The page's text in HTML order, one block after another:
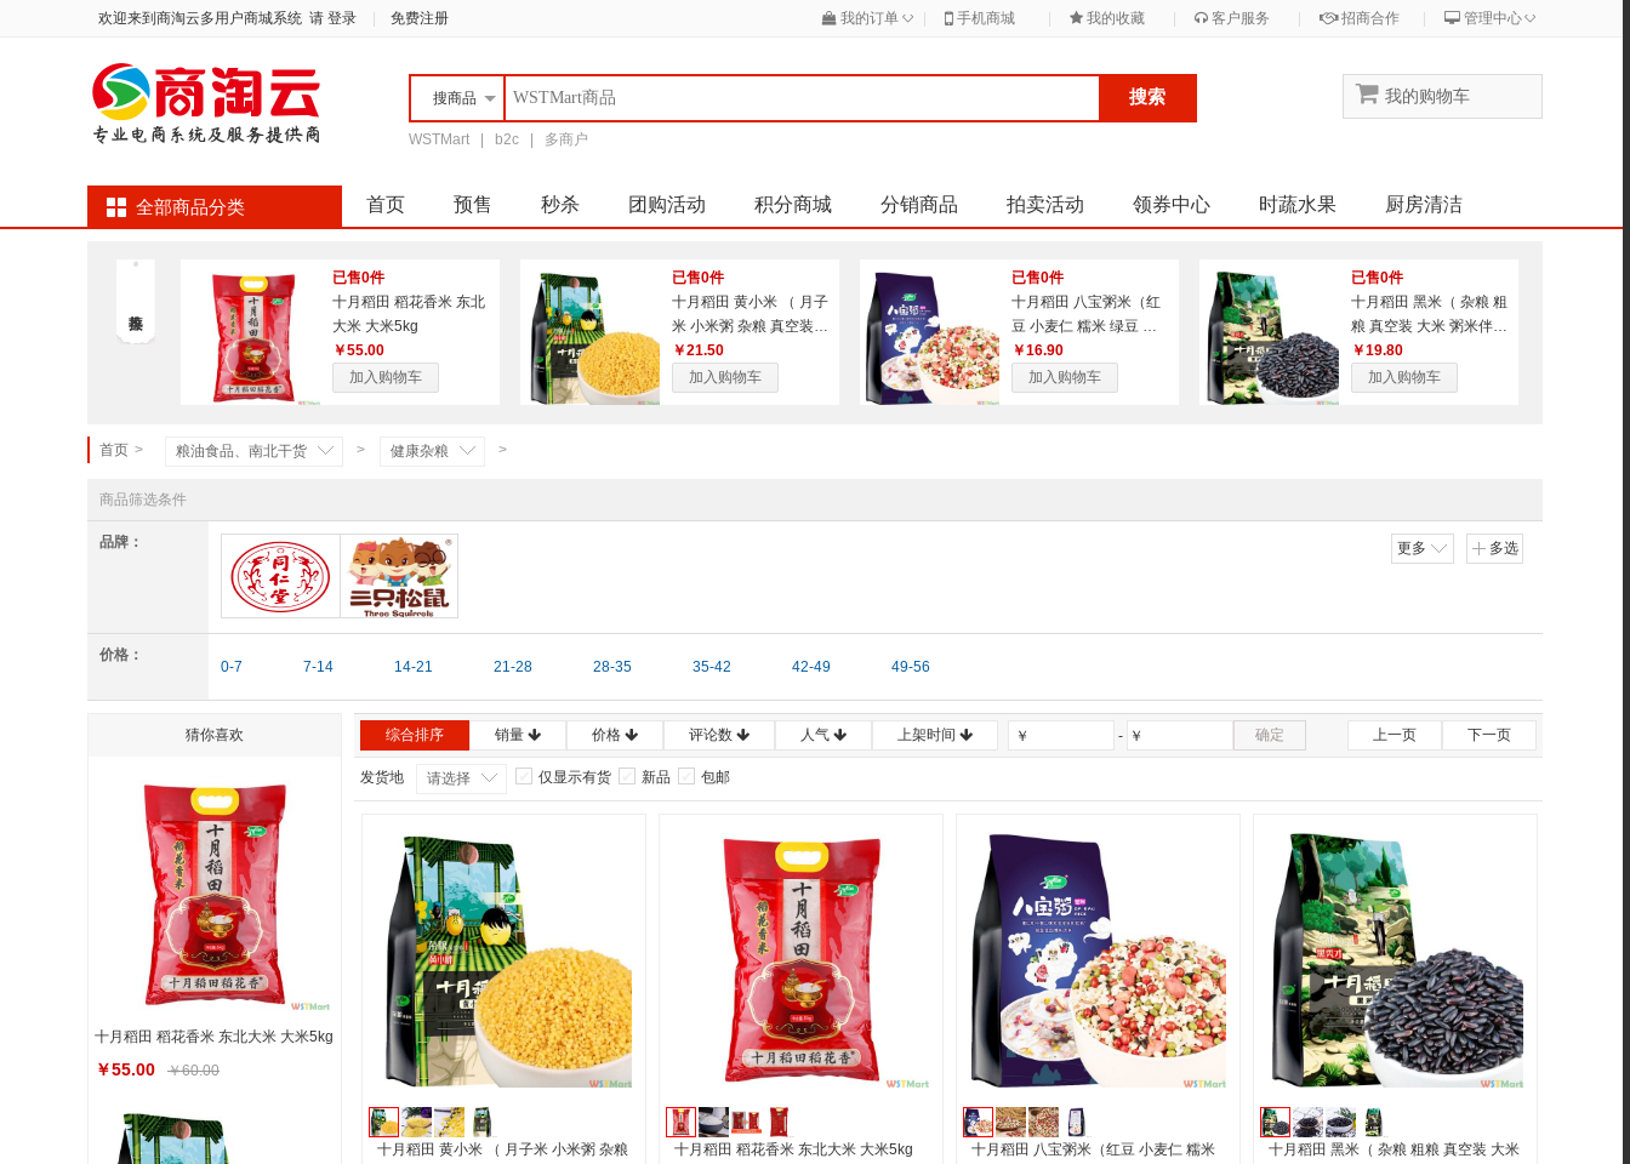
欢迎来到商淘云多用户商城系统 请 登录 免费注册 我的订单 ◇ 手机商城 我的收藏 客户服务 招商合作 管理中心◇
搜商品 搜索
WSTMart b2c 多商户
我的购物车
全部商品分类 首页 预售 秒杀 团购活动 积分商城 分销商品 拍卖活动 领券中心 时蔬水果 厨房清洁
已售0件
十月稻田 稻花香米 东北
大米 大米5kg
￥55.00
加入购物车
已售0件
十月稻田 黄小米 （ 月子
米 小米粥 杂粮 真空装
粥米伴侣 大米搭档）1k
￥21.50
加入购物车
已售0件
十月稻田 八宝粥米（红
豆 小麦仁 糯米 绿豆 黑
米 薏仁米等 杂粮 腊八粥
料 大米伴侣） 1kg
￥16.90
加入购物车
已售0件
十月稻田 黑米（ 杂粮 粗
粮 真空装 大米 粥米伴
侣） 1kg
￥19.80
加入购物车
首页 > 粮油食品、南北干货 > 健康杂粮 >
商品筛选条件
品牌：
同仁堂 三只松鼠
更多 多选
价格：
0-7 7-14 14-21 21-28 28-35 35-42 42-49 49-56
猜你喜欢
十月稻田 稻花香米 东北大米 大米5kg
￥55.00 ￥60.00
综合排序 销量 价格 评论数 人气 上架时间 ￥ ￥
- 确定 上一页 下一页
发货地 请选择 仅显示有货 新品 包邮
十月稻田 黄小米 （ 月子米 小米粥 杂粮
十月稻田 稻花香米 东北大米 大米5kg
十月稻田 八宝粥米（红豆 小麦仁 糯米
十月稻田 黑米（ 杂粮 粗粮 真空装 大米